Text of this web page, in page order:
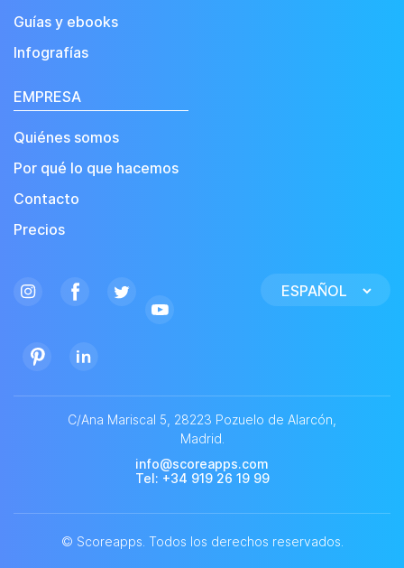
EMPRESA
Quiénes somos
Por qué lo que hacemos
Contacto
Precios
Guías y ebooks
Infografías
C/Ana Mariscal 5, 28223 Pozuelo de Alarcón,
Madrid.
info@scoreapps.com
Tel: +34 919 26 19 99
© Scoreapps. Todos los derechos reservados.
Elegir